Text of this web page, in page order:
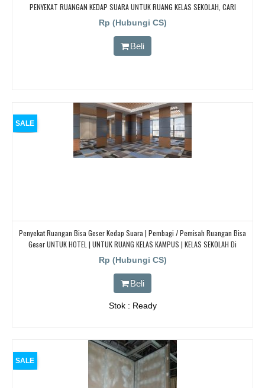
PENYEKAT RUANGAN KEDAP SUARA UNTUK RUANG KELAS SEKOLAH, CARI
PENYEKAT RUANGAN KEDAP SUARA UNTUK RUANG KELAS SEKOLAH, CARI
PENYEKAT RUANGAN KEDAP SUARA UNTUK RUANG KELAS SEKOLAH
Rp (Hubungi CS)
Beli
SALE
Penyekat Ruangan Bisa Geser Kedap Suara | Pembagi / Pemisah Ruangan Bisa
Geser UNTUK HOTEL | UNTUK RUANG KELAS KAMPUS | KELAS SEKOLAH Di
BANDUNG, JAKARTA, BEKASI, TANGERANG
Rp (Hubungi CS)
Beli
Stok : Ready
SALE